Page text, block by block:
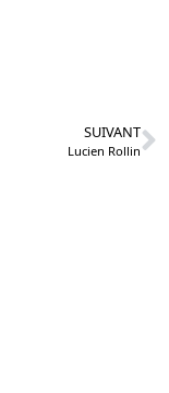
SUIVANT
Lucien Rollin